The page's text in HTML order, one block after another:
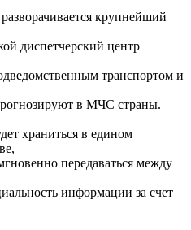
крупнейший
диспетчерский центр
транспортом и
в МЧС страны.
храниться в едином
передаваться между
информации за счет